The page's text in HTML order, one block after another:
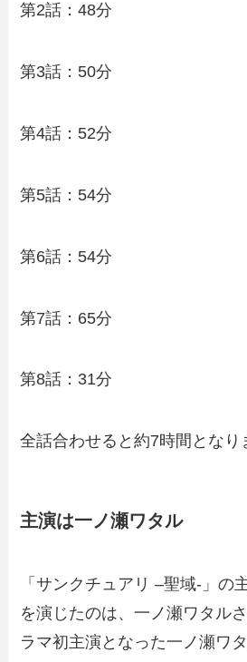
第2話：48分
第3話：50分
第4話：52分
第5話：54分
第6話：54分
第7話：65分
第8話：31分
全話合わせると約7時間となり
主演は一ノ瀬ワタル
「サンクチュアリ –聖域-」の
を演じたのは、一ノ瀬ワタル
ラマ初主演となった一ノ瀬ワ